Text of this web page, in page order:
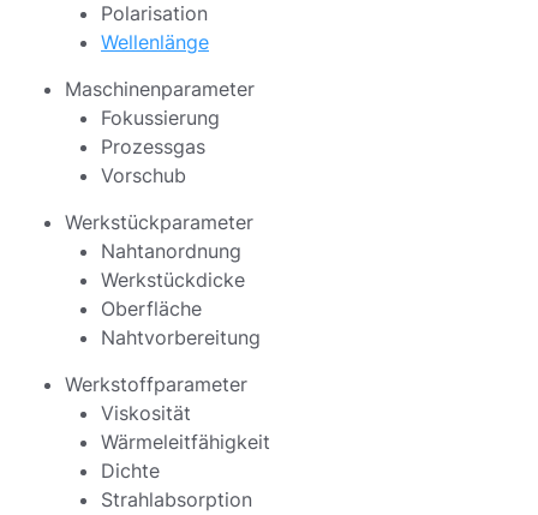
Polarisation
Wellenlänge
Maschinenparameter
Fokussierung
Prozessgas
Vorschub
Werkstückparameter
Nahtanordnung
Werkstückdicke
Oberfläche
Nahtvorbereitung
Werkstoffparameter
Viskosität
Wärmeleitfähigkeit
Dichte
Strahlabsorption